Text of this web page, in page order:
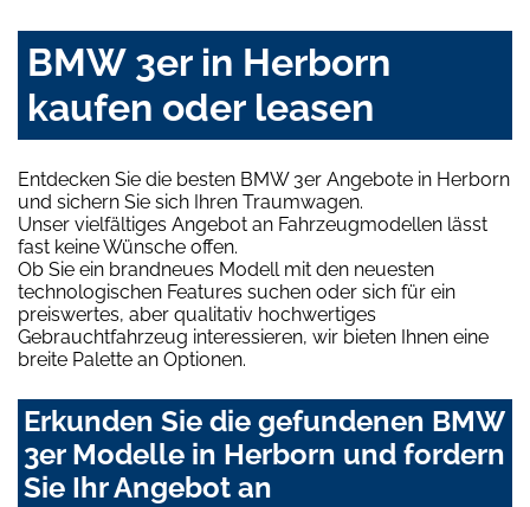
BMW 3er in Herborn
kaufen oder leasen
Entdecken Sie die besten BMW 3er Angebote in Herborn
und sichern Sie sich Ihren Traumwagen.
Unser vielfältiges Angebot an Fahrzeugmodellen lässt
fast keine Wünsche offen.
Ob Sie ein brandneues Modell mit den neuesten
technologischen Features suchen oder sich für ein
preiswertes, aber qualitativ hochwertiges
Gebrauchtfahrzeug interessieren, wir bieten Ihnen eine
breite Palette an Optionen.
Erkunden Sie die gefundenen BMW
3er Modelle in Herborn und fordern
Sie Ihr Angebot an